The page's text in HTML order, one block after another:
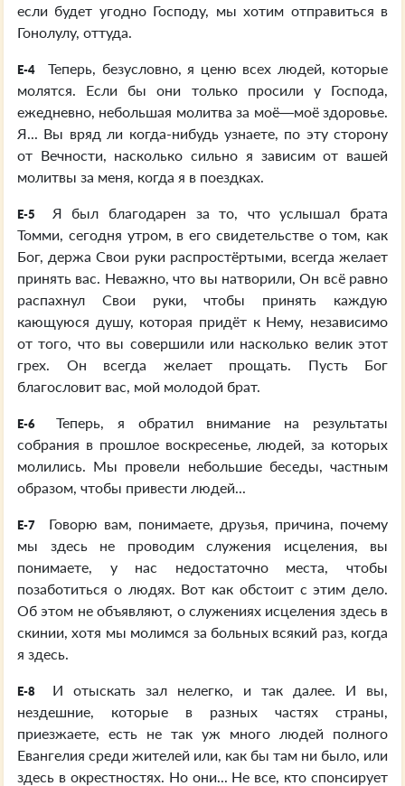
если будет угодно Господу, мы хотим отправиться в
Гонолулу, оттуда.
E-4
Теперь, безусловно, я ценю всех людей, которые
молятся. Если бы они только просили у Господа,
ежедневно, небольшая молитва за моё—моё здоровье.
Я... Вы вряд ли когда-нибудь узнаете, по эту сторону
от Вечности, насколько сильно я зависим от вашей
молитвы за меня, когда я в поездках.
E-5
Я был благодарен за то, что услышал брата
Томми, сегодня утром, в его свидетельстве о том, как
Бог, держа Свои руки распростёртыми, всегда желает
принять вас. Неважно, что вы натворили, Он всё равно
распахнул Свои руки, чтобы принять каждую
кающуюся душу, которая придёт к Нему, независимо
от того, что вы совершили или насколько велик этот
грех. Он всегда желает прощать. Пусть Бог
благословит вас, мой молодой брат.
E-6
Теперь, я обратил внимание на результаты
собрания в прошлое воскресенье, людей, за которых
молились. Мы провели небольшие беседы, частным
образом, чтобы привести людей...
E-7
Говорю вам, понимаете, друзья, причина, почему
мы здесь не проводим служения исцеления, вы
понимаете, у нас недостаточно места, чтобы
позаботиться о людях. Вот как обстоит с этим дело.
Об этом не объявляют, о служениях исцеления здесь в
скинии, хотя мы молимся за больных всякий раз, когда
я здесь.
E-8
И отыскать зал нелегко, и так далее. И вы,
нездешние, которые в разных частях страны,
приезжаете, есть не так уж много людей полного
Евангелия среди жителей или, как бы там ни было, или
здесь в окрестностях. Но они... Не все, кто спонсирует